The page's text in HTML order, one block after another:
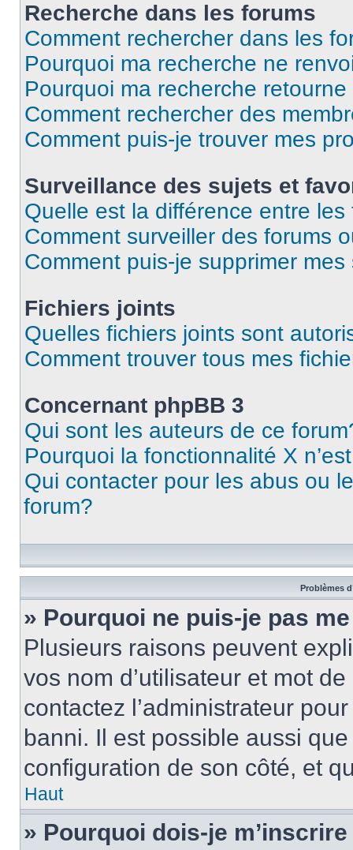
Recherche dans les forums
Comment rechercher dans les
Pourquoi ma recherche ne
Pourquoi ma recherche
Comment rechercher des
Comment puis-je trouver mes
Surveillance des sujets et
Quelle est la différence entre
Comment surveiller des forums
Comment puis-je supprimer
Fichiers joints
Quelles fichiers joints sont
Comment trouver tous mes
Concernant phpBB 3
Qui sont les auteurs de ce
Pourquoi la fonctionnalité X
Qui contacter pour les abus ou
forum?
Problèmes
» Pourquoi ne puis-je pas
Plusieurs raisons peuvent
vos nom d’utilisateur et mot
contactez l’administrateur
banni. Il est possible aussi
configuration de son côté, et
Haut
» Pourquoi dois-je